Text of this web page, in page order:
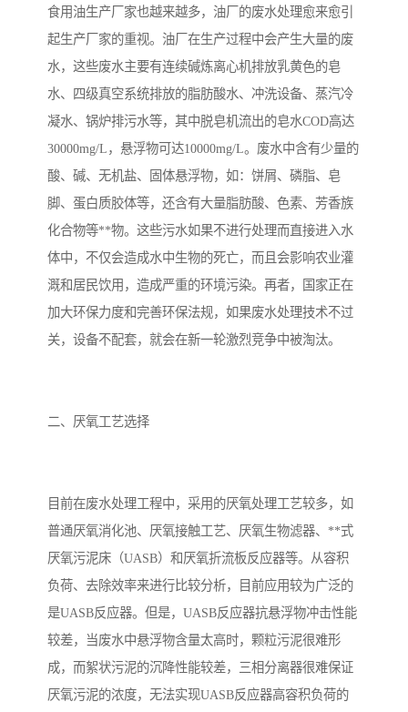
食用油生产厂家也越来越多，油厂的废水处理愈来愈引
起生产厂家的重视。油厂在生产过程中会产生大量的废
水，这些废水主要有连续碱炼离心机排放乳黄色的皂
水、四级真空系统排放的脂肪酸水、冲洗设备、蒸汽冷
凝水、锅炉排污水等，其中脱皂机流出的皂水COD高达
30000mg/L，悬浮物可达10000mg/L。废水中含有少量的
酸、碱、无机盐、固体悬浮物，如：饼屑、磷脂、皂
脚、蛋白质胶体等，还含有大量脂肪酸、色素、芳香族
化合物等**物。这些污水如果不进行处理而直接进入水
体中，不仅会造成水中生物的死亡，而且会影响农业灌
溉和居民饮用，造成严重的环境污染。再者，国家正在
加大环保力度和完善环保法规，如果废水处理技术不过
关，设备不配套，就会在新一轮激烈竞争中被淘汰。
二、厌氧工艺选择
目前在废水处理工程中，采用的厌氧处理工艺较多，如
普通厌氧消化池、厌氧接触工艺、厌氧生物滤器、**式
厌氧污泥床（UASB）和厌氧折流板反应器等。从容积
负荷、去除效率来进行比较分析，目前应用较为广泛的
是UASB反应器。但是，UASB反应器抗悬浮物冲击性能
较差，当废水中悬浮物含量太高时，颗粒污泥很难形
成，而絮状污泥的沉降性能较差，三相分离器很难保证
厌氧污泥的浓度，无法实现UASB反应器高容积负荷的
污水提升泵站 口腔科污水处理设备
风景区生活污水处理一体
化设备
一体化污水处理设备
无动力一体化污水处理设 服务区一体化污水处理设
备
成套生活污水处理设备 小型污水处理设备
肉制品加工污水处理设备 农村一体化污水处理设备
金属配件洗涤污水处理设 小型一体化污水处理设备
微动力污水处理设备 集中式生活污水处理设备
净水设备反渗透 奶制品加工污水处理设备
喷漆污水处理设备 污水处理设备设备生产厂
家
屠宰场一体化污水处设备
生产厂家
餐厨垃圾污水处理设备
洗车污水处理设备 变电站污水处理设备
熟食厂污水处理设备 美容院一体化污水处理设